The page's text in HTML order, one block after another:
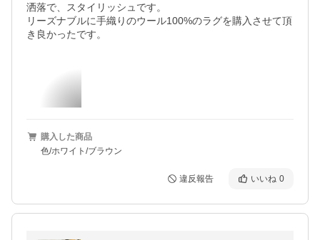
洒落で、スタイリッシュです。
リーズナブルに手織りのウール100%のラグを購入させて頂
き良かったです。
購入した商品
色/ホワイト/ブラウン
違反報告 いいね 0